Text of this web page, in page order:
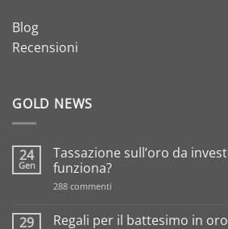
Blog
Recensioni
GOLD NEWS
24
Gen
Tassazione sull’oro da
funziona?
288 commenti
da
29
Regali per il battesimo in